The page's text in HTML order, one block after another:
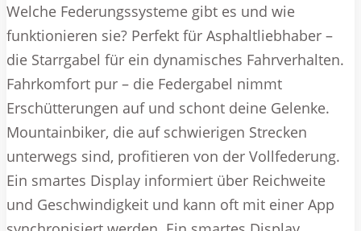
Welche Federungssysteme gibt es und wie
funktionieren sie? Perfekt für Asphaltliebhaber –
die Starrgabel für ein dynamisches Fahrverhalten.
Fahrkomfort pur – die Federgabel nimmt
Erschütterungen auf und schont deine Gelenke.
Mountainbiker, die auf schwierigen Strecken
unterwegs sind, profitieren von der Vollfederung.
Ein smartes Display informiert über Reichweite
und Geschwindigkeit und kann oft mit einer App